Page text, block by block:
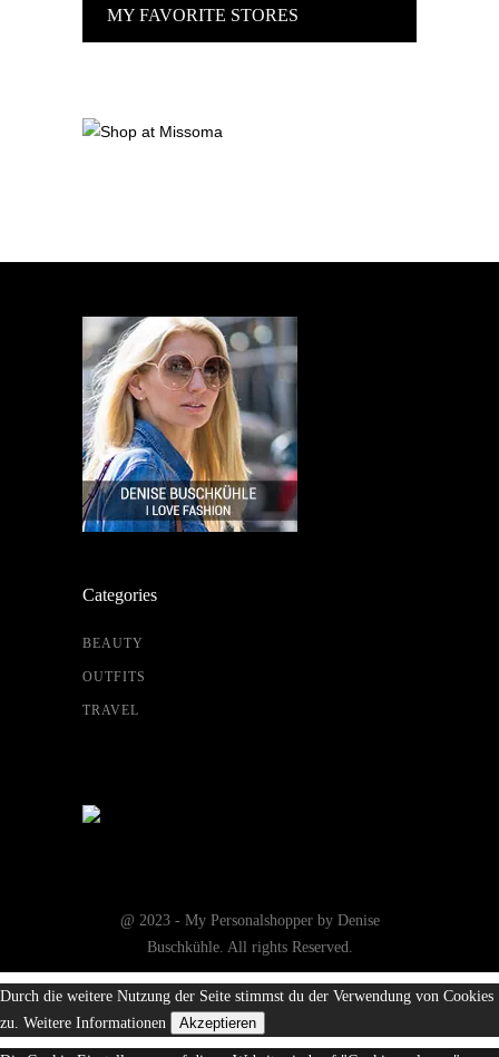
MY FAVORITE STORES
Categories
BEAUTY
OUTFITS
TRAVEL
@ 2023 - My Personalshopper by Denise
Buschkühle. All rights Reserved.
Durch die weitere Nutzung der Seite stimmst du der Verwendung von Cookies
zu. Weitere Informationen Akzeptieren